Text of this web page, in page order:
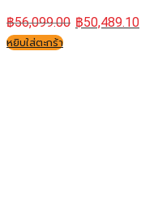
฿56,099.00 ฿50,489.10
หยิบใส่ตะกร้า